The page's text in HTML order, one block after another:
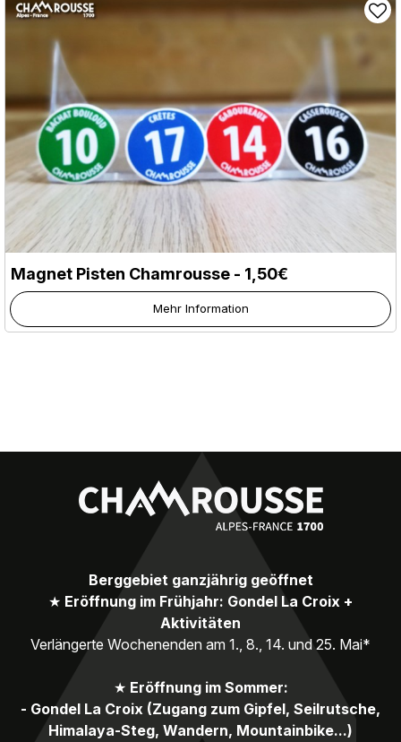
Magnet Pisten Chamrousse - 1,50€
Mehr Information
Berggebiet ganzjährig geöffnet
★ Eröffnung im Frühjahr: Gondel La Croix +
Aktivitäten
Verlängerte Wochenenden am 1., 8., 14. und 25. Mai*
★ Eröffnung im Sommer:
- Gondel La Croix (Zugang zum Gipfel, Seilrutsche,
Himalaya-Steg, Wandern, Mountainbike...)